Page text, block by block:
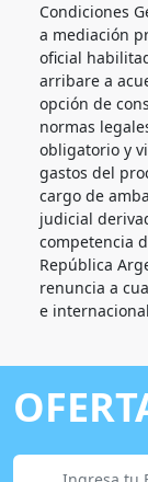
Condiciones
a mediación
oficial
arribare a
opción de
normas
obligatorio y
gastos del
cargo de
judicial
competencia
República
renuncia a
e